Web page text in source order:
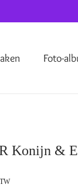
Foto-
Konijn &